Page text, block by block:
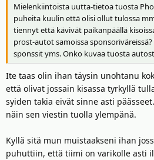
Mielenkiintoista uutta-tietoa tuosta
puheita kuulin että olisi ollut tulossa
tiennyt että kävivät paikanpäällä
prost-autot samoissa
sponssit yms. Onko kuvaa tuosta
Ite taas olin ihan täysin unohtanu
että olivat jossain kisassa tyrkyllä
syiden takia eivät sinne asti
näin sen viestin tuolla ylempänä.
Kyllä sitä mun muistaakseni ihan
puhuttiin, että tiimi on varikolle asti